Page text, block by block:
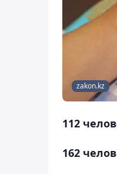
zakon.kz
112
162